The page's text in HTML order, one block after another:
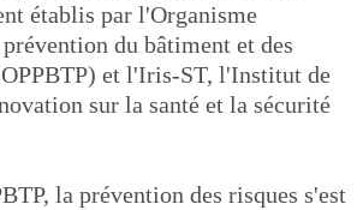
établis par l'Organisme
du bâtiment et des
et l'Iris-ST, l'Institut de
sur la santé et la sécurité
la prévention des risques s'est